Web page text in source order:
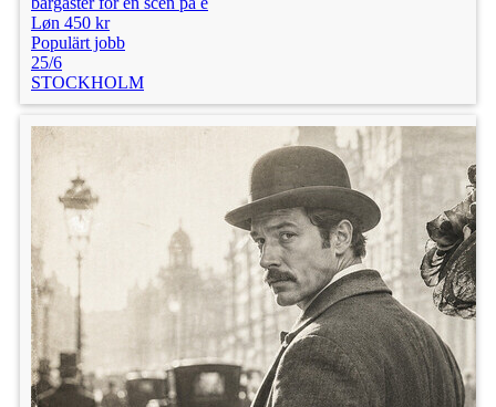
Løn 450 kr
Populärt jobb
25/6
STOCKHOLM